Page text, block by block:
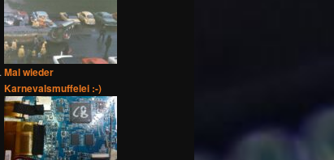
Mal wieder
Karnevalsmuffelei :-)